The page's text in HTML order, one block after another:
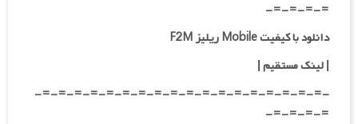
=-=-=-=-
دانلود با کیفیت Mobile ریلیز F2M
| لینک مستقیم |
-=-=-=-=-=-=-=-=-=-=-=-=-=-=-=-=-=-=-
=-=-=-=-